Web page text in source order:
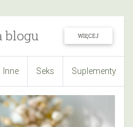
blogu WIĘCEJ
Inne Seks Suplementy